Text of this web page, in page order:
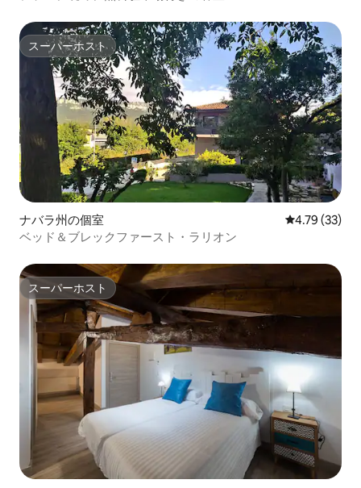
スーパーホスト
スーパーホスト
ナバラ州の個室 レビュー33
4.79 (33)
ベッド＆ブレックファースト・ラリオン
スーパーホスト
スーパーホスト